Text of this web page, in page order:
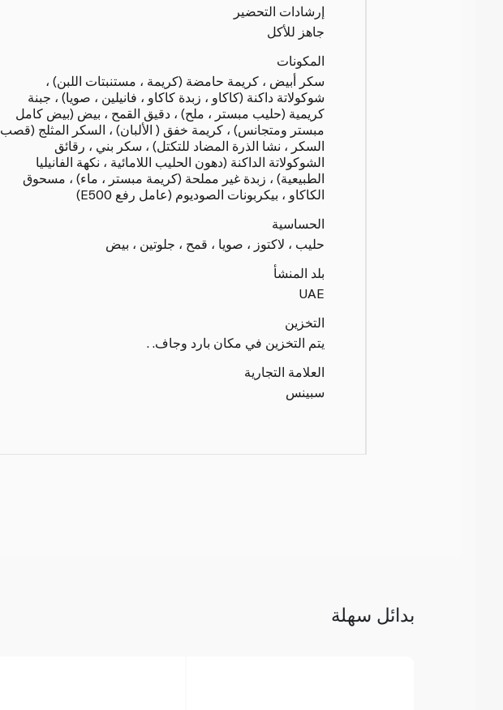
إرشادات التحضير
جاهز للأكل
المكونات
سكر أبيض ، كريمة حامضة (كريمة ، مستنبتات اللبن) ،
شوكولاتة داكنة (كاكاو ، زبدة كاكاو ، فانيلين ، صويا) ، جبنة
كريمية (حليب مبستر ، ملح) ، دقيق القمح ، بيض (بيض كامل
مبستر ومتجانس) ، كريمة خفق ( الألبان) ، السكر المثلج (قصب
السكر ، نشا الذرة المضاد للتكتل) ، سكر بني ، رقائق
الشوكولاتة الداكنة (دهون الحليب اللامائية ، نكهة الفانيليا
الطبيعية) ، زبدة غير مملحة (كريمة مبستر ، ماء) ، مسحوق
الكاكاو ، بيكربونات الصوديوم (عامل رفع E500)
الحساسية
حليب ، لاكتوز ، صويا ، قمح ، جلوتين ، بيض
بلد المنشأ
UAE
التخزين
يتم التخزين في مكان بارد وجاف. .
العلامة التجارية
سبينس
بدائل سهلة